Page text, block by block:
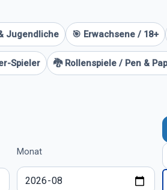
Jugendliche 🎯 Erwachsene / 18+
Spieler 🐉 Rollenspiele / Pen &
Monat